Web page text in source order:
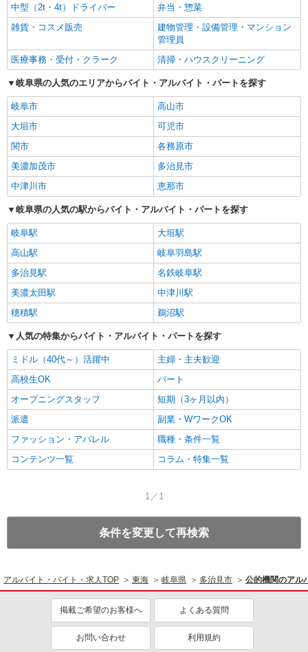
中型（2t・4t）ドライバー
弁当・惣菜
雑貨・コスメ販売
建物管理・設備管理・マンション
管理員
医療事務・受付・クラーク
清掃・ハウスクリーニング
岐阜県の人気のエリアからバイト・アルバイト・パートを探す
岐阜市
高山市
大垣市
可児市
関市
各務原市
美濃加茂市
多治見市
中津川市
恵那市
岐阜県の人気の駅からバイト・アルバイト・パートを探す
岐阜駅
大垣駅
高山駅
岐阜羽島駅
多治見駅
名鉄岐阜駅
美濃太田駅
中津川駅
穂積駅
鵜沼駅
人気の特集からバイト・アルバイト・パートを探す
ミドル（40代～）活躍中
主婦・主夫歓迎
高校生OK
パート
オープニングスタッフ
短期（3ヶ月以内）
派遣
副業・WワークOK
ファッション・アパレル
職種・条件一覧
コンテンツ一覧
コラム・特集一覧
1／1
条件を変更して再検索
アルバイト・バイト・求人TOP 東海 岐阜県 多治見市 公的機関のアル
掲載ご希望のお客様へ よくある質問
お問い合わせ 利用規約